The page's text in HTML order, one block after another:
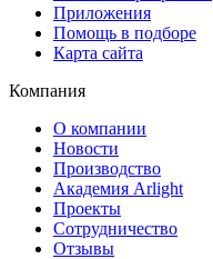
Приложения
Помощь в подборе
Карта сайта
Компания
О компании
Новости
Производство
Академия Arlight
Проекты
Сотрудничество
Отзывы